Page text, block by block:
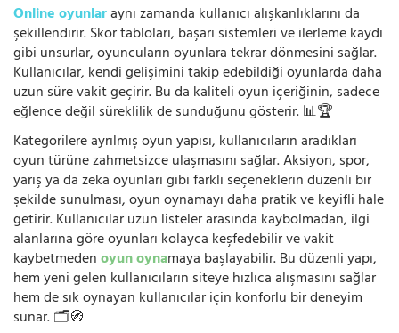
Online oyunlaraynı zamanda kullanıcı alışkanlıklarını da
şekillendirir. Skor tabloları, başarı sistemleri ve ilerleme kaydı
gibi unsurlar, oyuncuların oyunlara tekrar dönmesini sağlar.
Kullanıcılar, kendi gelişimini takip edebildiği oyunlarda daha
uzun süre vakit geçirir. Bu da kaliteli oyun içeriğinin, sadece
eğlence değil süreklilik de sunduğunu gösterir. 📊🏆
Kategorilere ayrılmış oyun yapısı, kullanıcıların aradıkları
oyun türüne zahmetsizce ulaşmasını sağlar. Aksiyon, spor,
yarış ya da zeka oyunları gibi farklı seçeneklerin düzenli bir
şekilde sunulması, oyun oynamayı daha pratik ve keyifli hale
getirir. Kullanıcılar uzun listeler arasında kaybolmadan, ilgi
alanlarına göre oyunları kolayca keşfedebilir ve vakit
kaybetmedenoyun oynamaya başlayabilir. Bu düzenli yapı,
hem yeni gelen kullanıcıların siteye hızlıca alışmasını sağlar
hem de sık oynayan kullanıcılar için konforlu bir deneyim
sunar. 🗂️🧭